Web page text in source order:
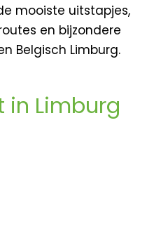
mooiste uitstapjes,
en bijzondere
Belgisch Limburg.
in Limburg